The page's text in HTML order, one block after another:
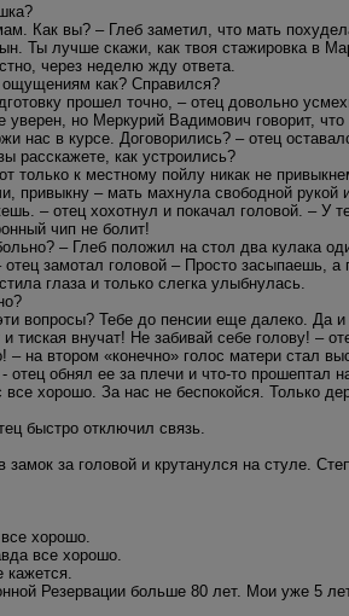
Как вы? – Глеб заметил, что мать
Ты лучше скажи, как твоя стажировка в
через неделю жду ответа.
как? Справился?
прошел точно, – отец довольно
уверен, но Меркурий Вадимович говорит,
нас в курсе. Договорились? – отец
расскажете, как устроились?
только к местному пойлу никак не
привыкну – мать махнула свободной
– отец хохотнул и покачал головой. – У
чип не болит!
– Глеб положил на стол два кулака
замотал головой – Просто засыпаешь,
глаза и только слегка улыбнулась.
вопросы? Тебе до пенсии еще далеко. Да
тиская внучат! Не забивай себе голову! –
– на втором «конечно» голос матери стал
обнял ее за плечи и что-то прошептал
все хорошо. За нас не беспокойся. Только
быстро отключил связь.
замок за головой и крутанулся на стуле.
хорошо.
все хорошо.
Резервации больше 80 лет. Мои уже 5